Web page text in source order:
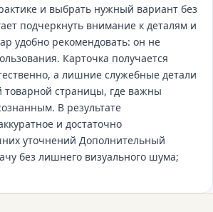
и выбрать нужный вариант без
подчеркнуть внимание к деталям и
удобно рекомендовать: он не
Карточка получается
а лишние служебные детали
товарной страницы, где важны
В результате
и достаточно
уточнений Дополнительный
без лишнего визуального шума;